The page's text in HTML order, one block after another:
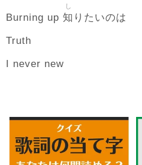
Burning up 知
し
りたいのは
Truth
I never new